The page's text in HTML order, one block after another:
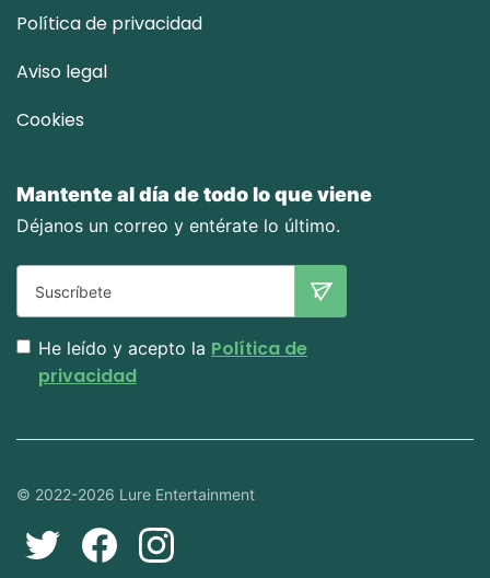
Política de privacidad
Aviso legal
Cookies
Mantente al día de todo lo que viene
Déjanos un correo y entérate lo último.
He leído y acepto la Política de
privacidad
© 2022-2026 Lure Entertainment